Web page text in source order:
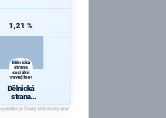
1,21 %
Dělnická
strana
sociální
spravedlnosti
Dělnická
strana
sociální
spravedlnosti